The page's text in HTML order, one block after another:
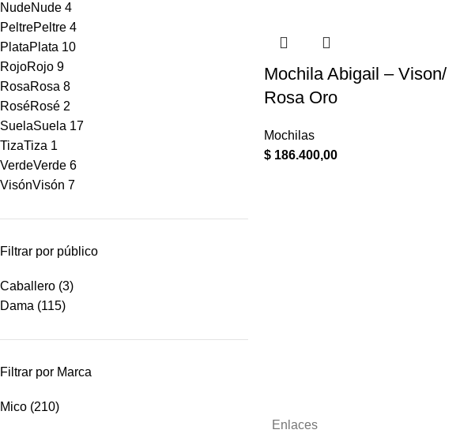
NudeNude 4
PeltrePeltre 4
PlataPlata 10
RojoRojo 9
RosaRosa 8
RoséRosé 2
SuelaSuela 17
TizaTiza 1
VerdeVerde 6
VisónVisón 7
Filtrar por público
Caballero (3)
Dama (115)
Filtrar por Marca
Mico (210)
Mochila Abigail – Vison/
Rosa Oro
Mochilas
$186.400,00
Enlaces